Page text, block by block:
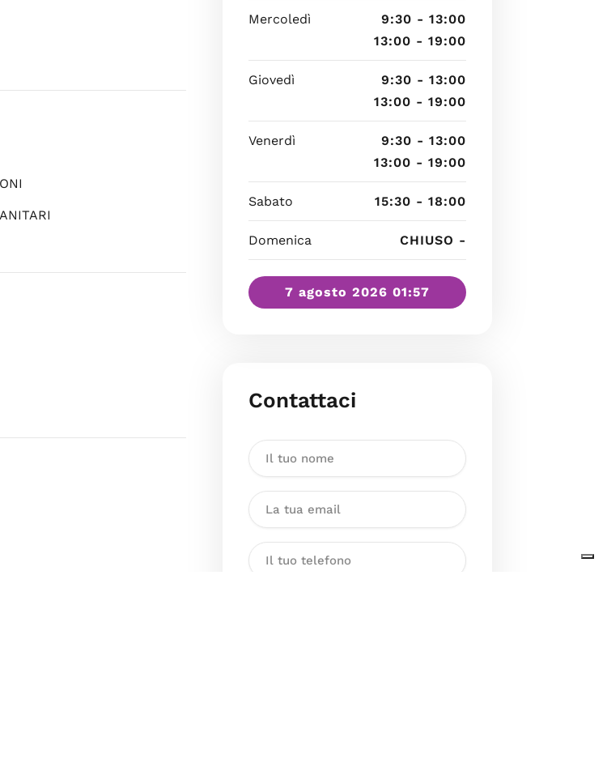
Mercoledì
9:30 - 13:00
13:00 - 19:00
Giovedì
9:30 - 13:00
13:00 - 19:00
Venerdì
9:30 - 13:00
13:00 - 19:00
Sabato 15:30 - 18:00
Domenica CHIUSO -
7 agosto 2026 01:57
Contattaci